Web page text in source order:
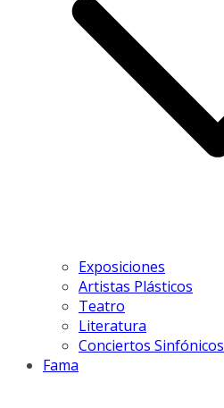
Exposiciones
Artistas Plásticos
Teatro
Literatura
Conciertos Sinfónicos
Fama